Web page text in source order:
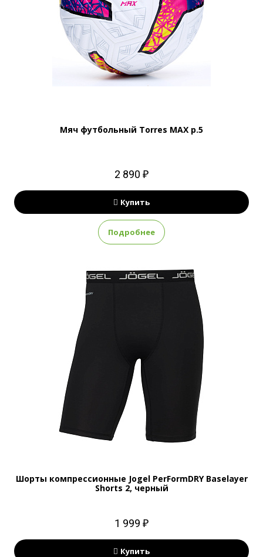
Мяч футбольный Torres MAX р.5
2 890 ₽
Купить
Подробнее
Шорты компрессионные Jogel PerFormDRY Baselayer
Shorts 2, черный
1 999 ₽
Купить